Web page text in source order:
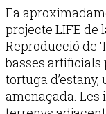
Fa
projecte LIFE de
Reproducció de
basses artificials
tortuga
amenaçada. Les